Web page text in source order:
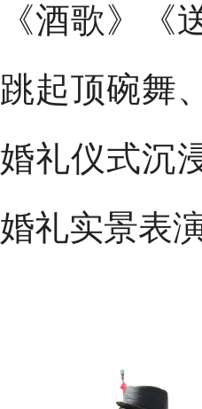
《酒歌》
跳起顶碗舞
婚礼仪式沉
婚礼实景表